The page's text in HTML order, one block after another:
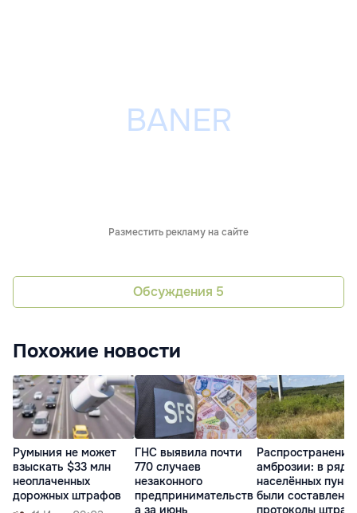
Разместить рекламу на сайте
Обсуждения 5
Похожие новости
Румыния не может
взыскать $33 млн
неоплаченных
дорожных штрафов
ГНС выявила почти
770 случаев
незаконного
предпринимательств
а за июнь
Распространение
амброзии: в ряде
населённых
были составлены
протоколы